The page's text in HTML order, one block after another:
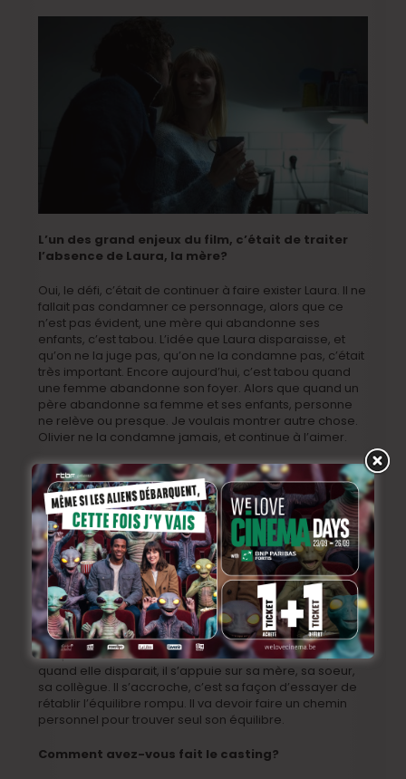
L’un des grand enjeux du film, c’était de traiter
l’absence de Laura, la mère?
Oui, le défi, c’était de continuer à faire exister Laura. Il ne
fallait pas condamner ce personnage, alors que ce
n’est pas évident, une mère qui abandonne ses
enfants, c’est tabou. L’idée que Laura disparaisse, et
qu’on ne la juge pas, qu’on ne la condamne pas, c’était
très important. Encore aujourd’hui, c’est tabou quand
une femme abandonne son foyer. Alors que quand un
père abandonne sa femme et ses enfants, personne
ne relève ou presque. Je voulais montrer autre chose.
Olivier ne la condamne jamais, et continue à l’aimer.
Cette absence de Laura, on l’avait beaucoup traitée
dans le scénario bien sûr, mais on l’a aussi beaucoup
retravaillée au montage. Il fallait trouver l’équilibre, ne
pas la montrer trop fragile, pas trop présente non plus.
Et il fallait aussi montrer qu’elle n’était pas à sa place,
montrer le malaise, le fait qu’elle n’était pas épanouie.
Olivier est entouré de femmes finalement?
Oui, il est perdu, seul, et lui en fait, inconsciemment, a
besoin d’une femme à ses côtés pour se rassurer. Il ne
sait pas faire autrement. Il a besoin de sa femme, et
quand elle disparait, il s’appuie sur sa mère, sa soeur,
sa collègue. Il s’accroche, c’est sa façon d’essayer de
rétablir l’équilibre rompu. Il va devoir faire un chemin
personnel pour trouver seul son équilibre.
Comment avez-vous fait le casting?